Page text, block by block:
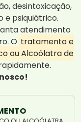
desintoxicação,
e psiquiátrico.
atendimento
O tratamento e
ou Alcoólatra de